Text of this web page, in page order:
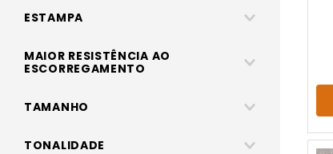
Parede e Piso
ESTAMPA
Marmorizado
Pedra
MAIOR RESISTÊNCIA AO
ESCORREGAMENTO
Não
TAMANHO
81x81cm
TONALIDADE